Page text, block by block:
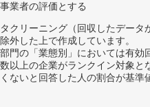
業者の評価とする
リーニング（回収したデータ
した上で作成しています。
門の「業態別」においては有
以上の企業がランクイン対象と
いと回答した人の割合が基準